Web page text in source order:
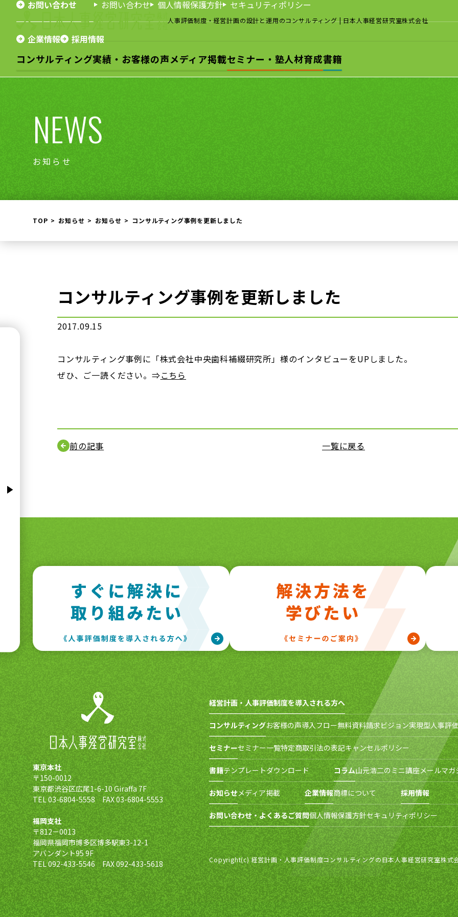
人事評価制度・経営計画の設計と運用のコンサルティング| 日本人事経営研究室株式会社
コンサルティング実績・お客様の声メディア掲載セミナー・塾人材育成書籍
お問い合わせ お問い合わせ 個人情報保護方針 セキュリティポリシー
企業情報 採用情報
NEWS
お知らせ
TOP お知らせ お知らせ コンサルティング事例を更新しました
コンサルティング事例を更新しました
2017.09.15
コンサルティング事例に「株式会社中央歯科補綴研究所」様のインタビューをUPしました。
ぜひ、ご一読ください。⇒こちら
前の記事 一覧に戻る
東京本社
〒150-0012
東京都渋谷区広尾1-6-10 Giraffa 7F
TEL 03-6804-5558 FAX 03-6804-5553
福岡支社
〒812－0013
福岡県福岡市博多区博多駅東3-12-1
アバンダント95 9F
TEL 092-433-5546 FAX 092-433-5618
経営計画・人事評価制度を導入される方へ
コンサルティングお客様の声導入フロー無料資料請求ビジョン実現型人事評
セミナーセミナー一覧特定商取引法の表記キャンセルポリシー
書籍テンプレートダウンロード コラム山元浩二のミニ講座メールマガ
お知らせメディア掲載 企業情報商標について 採用情報
お問い合わせ・よくあるご質問個人情報保護方針セキュリティポリシー
Copyright(c) 経営計画・人事評価制度コンサルティングの日本人事経営研究室株